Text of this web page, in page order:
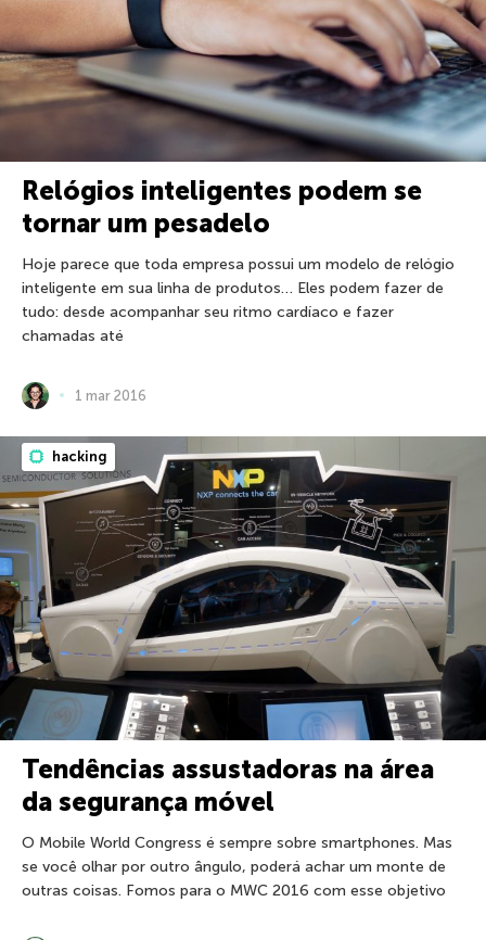
Relógios inteligentes podem se
tornar um pesadelo
Hoje parece que toda empresa possui um modelo de relógio
inteligente em sua linha de produtos… Eles podem fazer de
tudo: desde acompanhar seu ritmo cardíaco e fazer
chamadas até
1 mar 2016
hacking
Tendências assustadoras na área
da segurança móvel
O Mobile World Congress é sempre sobre smartphones. Mas
se você olhar por outro ângulo, poderá achar um monte de
outras coisas. Fomos para o MWC 2016 com esse objetivo